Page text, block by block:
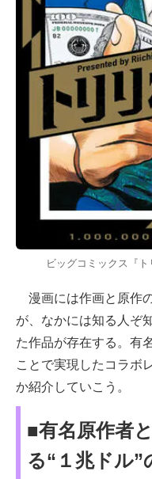
ビッグコミックス『ト
漫画には作画と原作
が、なかには知る人ぞ
た作品が存在する。有
ことで実現したコラボ
か紹介していこう。
■有名原作者
る“１兆ドル